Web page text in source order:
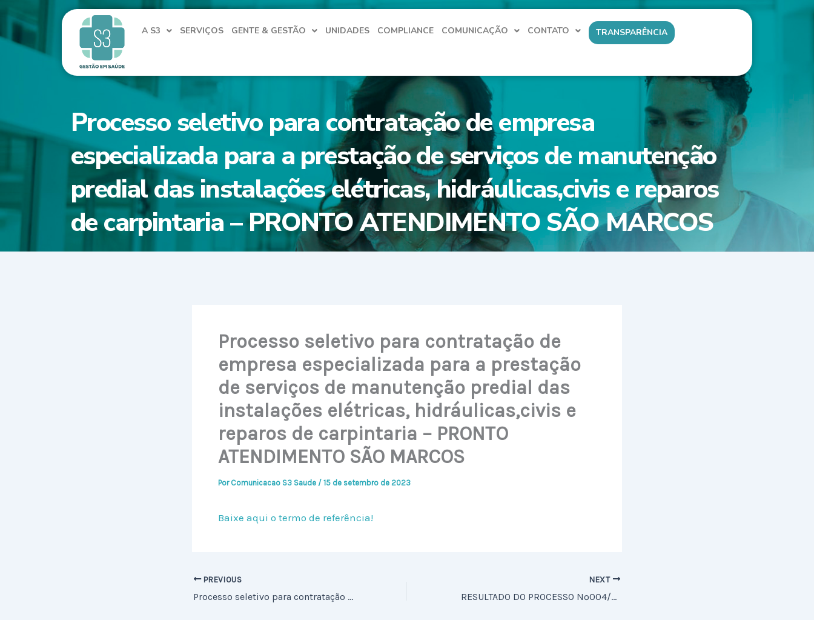
para
o
A S3 SERVIÇOS GENTE & GESTÃO UNIDADES COMPLIANCE COMUNICAÇÃO CONTATO TRANSPARÊNCIA
Processo seletivo para contratação de empresa
especializada para a prestação de serviços de manutenção
predial das instalações elétricas, hidráulicas,civis e reparos
de carpintaria – PRONTO ATENDIMENTO SÃO MARCOS
Processo seletivo para contratação de
empresa especializada para a prestação
de serviços de manutenção predial das
instalações elétricas, hidráulicas,civis e
reparos de carpintaria – PRONTO
ATENDIMENTO SÃO MARCOS
Por Comunicacao S3 Saude / 15 de setembro de 2023
Baixe aqui o termo de referência!
PREVIOUS
Processo seletivo para contratação de empresa especializada para a prestaçãode serviços de manutenção predial das instalações elétricas, hidráulicas,civis e reparos de carpintaria – UNIDADE DEPRONTO ATENDIMENTO VALÉRIA
NEXT
RESULTADO DO PROCESSO Nº004/2023